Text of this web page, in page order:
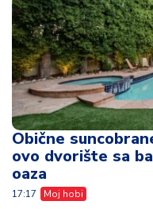
Obične
ovo dvorište sa
oaza
17:17 Moj hobi